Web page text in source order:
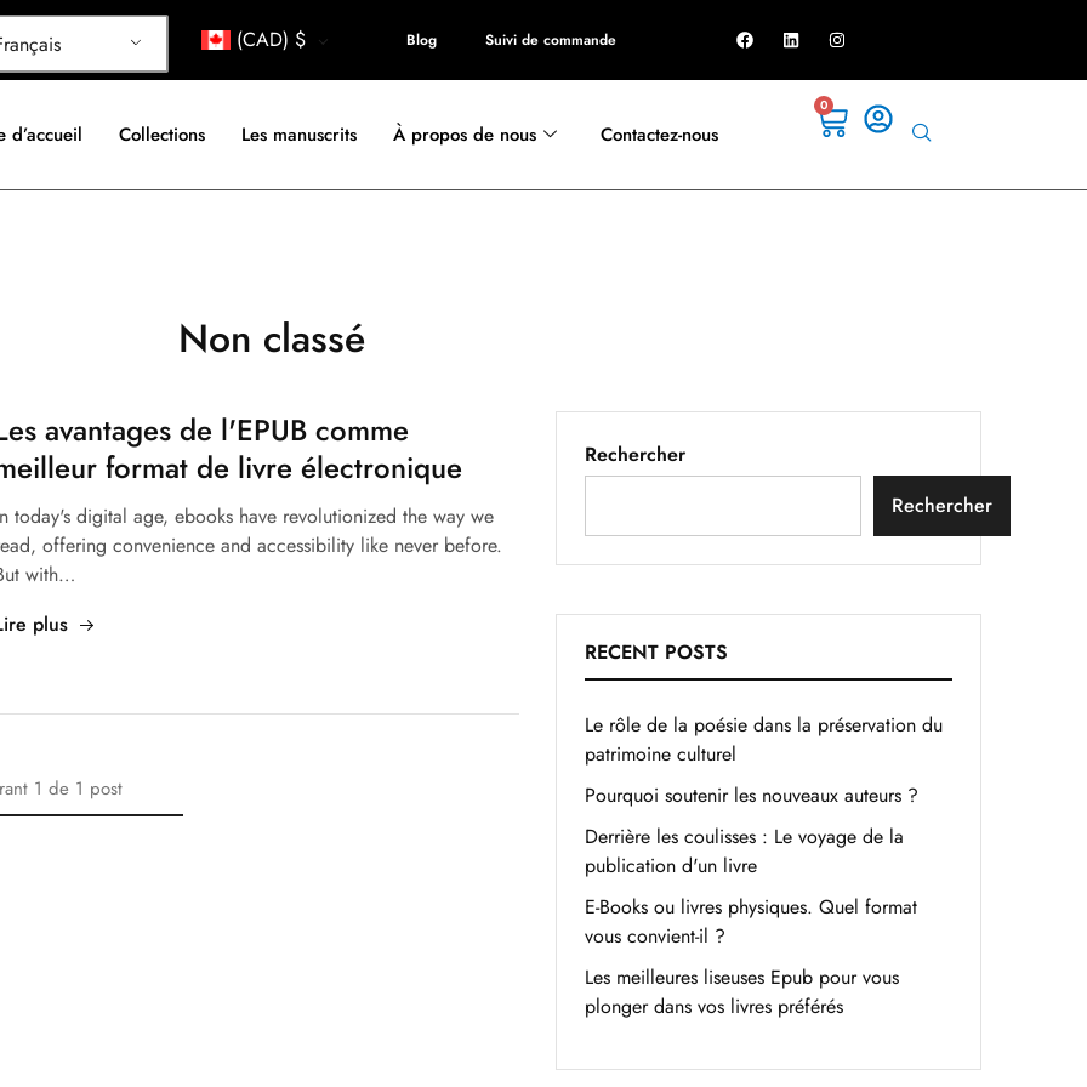
(CAD) $ Blog Suivi de commande
d’accueil Collections Les manuscrits À propos de nous Contactez-nous
0
Non classé
avantages de l'EPUB comme
format de livre électronique
today's digital age, ebooks have revolutionized the way we
offering convenience and accessibility like never before.
with…
plus
1 de 1 post
Rechercher
Rechercher
RECENT POSTS
Le rôle de la poésie dans la préservation du
patrimoine culturel
Pourquoi soutenir les nouveaux auteurs ?
Derrière les coulisses : Le voyage de la
publication d'un livre
E-Books ou livres physiques. Quel format
vous convient-il ?
Les meilleures liseuses Epub pour vous
plonger dans vos livres préférés